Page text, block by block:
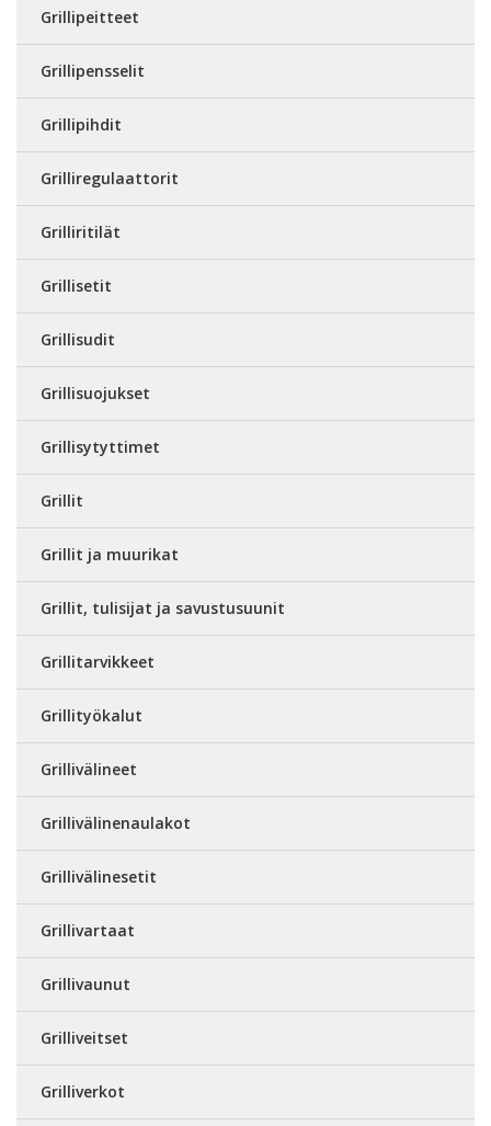
Grillipeitteet
Grillipensselit
Grillipihdit
Grilliregulaattorit
Grilliritilät
Grillisetit
Grillisudit
Grillisuojukset
Grillisytyttimet
Grillit
Grillit ja muurikat
Grillit, tulisijat ja savustusuunit
Grillitarvikkeet
Grillityökalut
Grillivälineet
Grillivälinenaulakot
Grillivälinesetit
Grillivartaat
Grillivaunut
Grilliveitset
Grilliverkot